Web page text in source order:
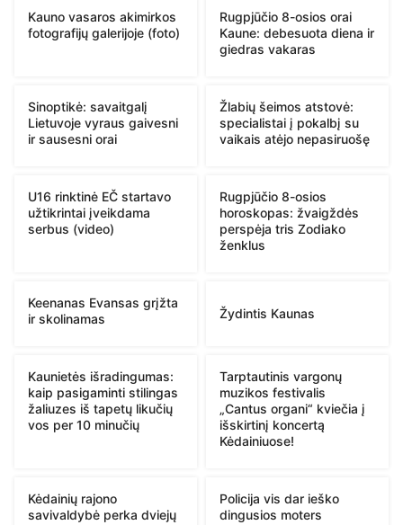
Kauno vasaros akimirkos
fotografijų galerijoje (foto)
Rugpjūčio 8-osios orai
Kaune: debesuota diena ir
giedras vakaras
Sinoptikė: savaitgalį
Lietuvoje vyraus gaivesni
ir sausesni orai
Žlabių šeimos atstovė:
specialistai į pokalbį su
vaikais atėjo nepasiruošę
U16 rinktinė EČ startavo
užtikrintai įveikdama
serbus (video)
Rugpjūčio 8-osios
horoskopas: žvaigždės
perspėja tris Zodiako
ženklus
Keenanas Evansas grįžta
ir skolinamas
Žydintis Kaunas
Kaunietės išradingumas:
kaip pasigaminti stilingas
žaliuzes iš tapetų likučių
vos per 10 minučių
Tarptautinis vargonų
muzikos festivalis
„Cantus organi“ kviečia į
išskirtinį koncertą
Kėdainiuose!
Kėdainių rajono
savivaldybė perka dviejų
Policija vis dar ieško
dingusios moters